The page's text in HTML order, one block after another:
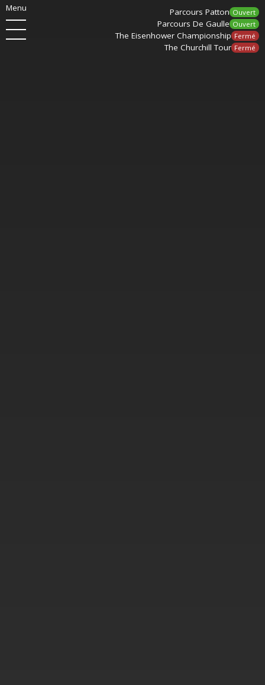
Menu Parcours Patton Ouvert
Parcours De Gaulle Ouvert
The Eisenhower Championship Fermé
The Churchill Tour Fermé